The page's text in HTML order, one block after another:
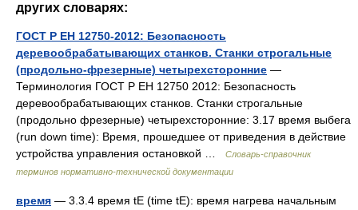
других словарях:
ГОСТ Р ЕН 12750-2012: Безопасность
деревообрабатывающих станков. Станки строгальные
(продольно-фрезерные) четырехсторонние —
Терминология ГОСТ Р ЕН 12750 2012: Безопасность
деревообрабатывающих станков. Станки строгальные
(продольно фрезерные) четырехсторонние: 3.17 время выбега
(run down time): Время, прошедшее от приведения в действие
устройства управления остановкой …
Словарь-справочник
терминов нормативно-технической документации
время — 3.3.4 время tE (time tE): время нагрева начальным